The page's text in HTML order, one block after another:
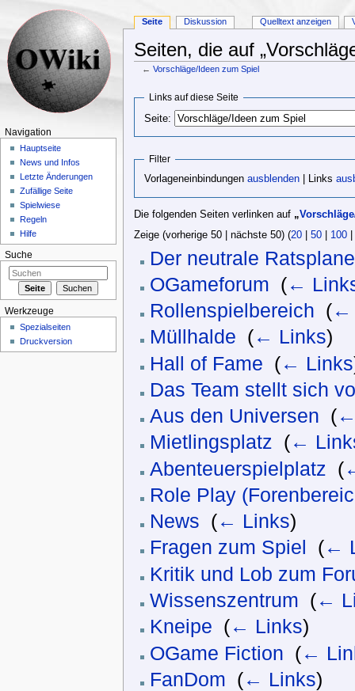
Seiten, die auf
←Vorschläge/Ideen zum Spiel
Links auf diese Seite
Seite:
Filter
Vorlageneinbindungenausblenden | Links
Die folgenden Seiten verlinken auf „
Zeige (vorherige 50 | nächste 50) (20| 50| 100|
Der neutrale
OGameforum (←
Rollenspielbereich (←
Müllhalde (← Links)
Hall of Fame (← Links
Das Team stellt sich
Aus den Universen (←
Mietlingsplatz (←
Abenteuerspielplatz (
Role Play
News (← Links)
Fragen zum Spiel
(←
Kritik und Lob zum
Wissenszentrum (←
Kneipe (← Links)
OGame Fiction (←
FanDom (← Links)
Seite Diskussion Quelltext anzeigen
Navigation
Hauptseite
News und Infos
Letzte Änderungen
Zufällige Seite
Spielwiese
Regeln
Hilfe
Suche
Werkzeuge
Spezialseiten
Druckversion